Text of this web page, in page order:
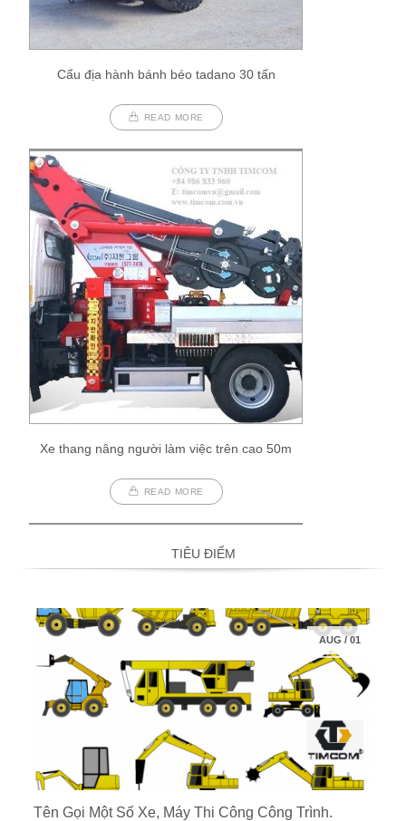
Cẩu địa hành bánh béo tadano 30 tấn
READ MORE
Xe thang nâng người làm việc trên cao 50m
READ MORE
TIÊU ĐIỂM
AUG /01
Tên Gọi Một Số Xe, Máy Thi Công Công Trình.